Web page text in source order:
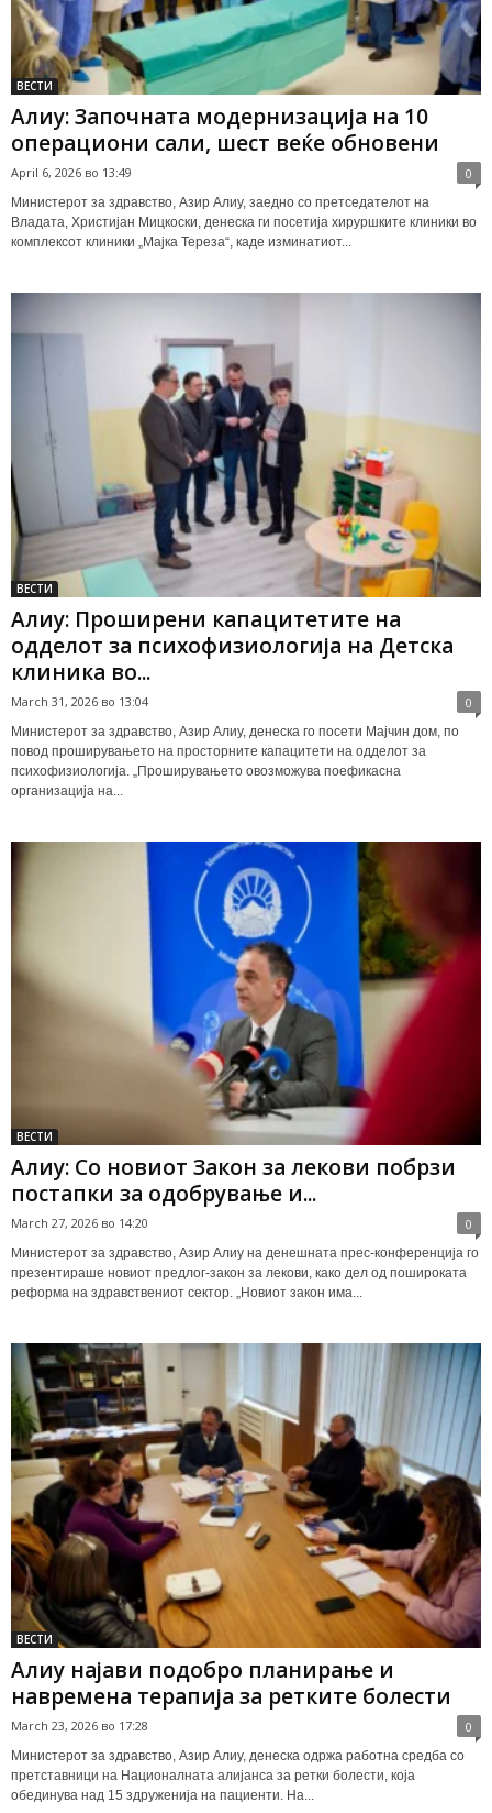
ВЕСТИ
Алиу: Започната модернизација на 10
операциони сали, шест веќе обновени
April 6, 2026 во 13:49 0
Министерот за здравство, Азир Алиу, заедно со претседателот на
Владата, Христијан Мицкоски, денеска ги посетија хируршките клиники во
комплексот клиники „Мајка Тереза“, каде изминатиот...
ВЕСТИ
Алиу: Проширени капацитетите на
одделот за психофизиологија на Детска
клиника во...
March 31, 2026 во 13:04 0
Министерот за здравство, Азир Алиу, денеска го посети Мајчин дом, по
повод проширувањето на просторните капацитети на одделот за
психофизиологија. „Проширувањето овозможува поефикасна
организација на...
ВЕСТИ
Алиу: Со новиот Закон за лекови побрзи
постапки за одобрување и...
March 27, 2026 во 14:20 0
Министерот за здравство, Азир Алиу на денешната прес-конференција го
презентираше новиот предлог-закон за лекови, како дел од пошироката
реформа на здравствениот сектор. „Новиот закон има...
ВЕСТИ
Алиу најави подобро планирање и
навремена терапија за ретките болести
March 23, 2026 во 17:28 0
Министерот за здравство, Азир Алиу, денеска одржа работна средба со
претставници на Националната алијанса за ретки болести, која
обединува над 15 здруженија на пациенти. На...